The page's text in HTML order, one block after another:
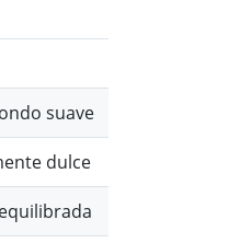
suave
dulce